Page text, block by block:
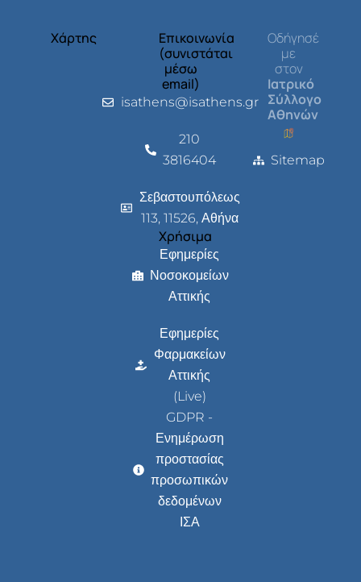
Χάρτης
Επικοινωνία
(συνιστάται
μέσω
email)
isathens@isathens.gr
210
3816404
Σεβαστουπόλεως
113, 11526, Αθήνα
Χρήσιμα
Εφημερίες
Νοσοκομείων
Αττικής
Εφημερίες
Φαρμακείων
Αττικής
(Live)
GDPR -
Ενημέρωση
προστασίας
προσωπικών
δεδομένων
ΙΣΑ
Οδήγησέ
με
στον
Ιατρικό
Σύλλογο
Αθηνών
Sitemap